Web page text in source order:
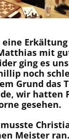
mit
ging es
noch
Grund das
wir hatten
gesehen.
Meister